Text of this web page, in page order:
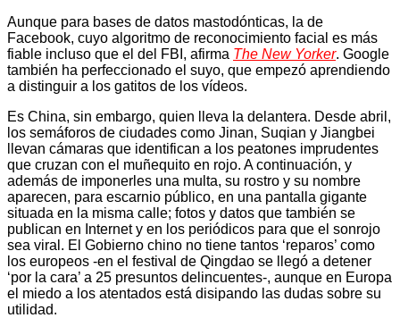
Aunque para bases de datos mastodónticas, la de
Facebook, cuyo algoritmo de reconocimiento facial es más
fiable incluso que el del FBI, afirma The New Yorker. Google
también ha perfeccionado el suyo, que empezó aprendiendo
a distinguir a los gatitos de los vídeos.
Es China, sin embargo, quien lleva la delantera. Desde abril,
los semáforos de ciudades como Jinan, Suqian y Jiangbei
llevan cámaras que identifican a los peatones imprudentes
que cruzan con el muñequito en rojo. A continuación, y
además de imponerles una multa, su rostro y su nombre
aparecen, para escarnio público, en una pantalla gigante
situada en la misma calle; fotos y datos que también se
publican en Internet y en los periódicos para que el sonrojo
sea viral. El Gobierno chino no tiene tantos ‘reparos’ como
los europeos -en el festival de Qingdao se llegó a detener
‘por la cara’ a 25 presuntos delincuentes-, aunque en Europa
el miedo a los atentados está disipando las dudas sobre su
utilidad.